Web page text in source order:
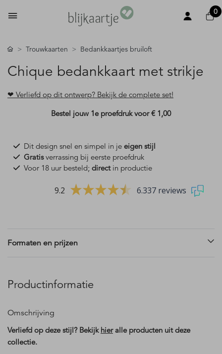
0
Trouwkaarten Bedankkaartjes bruiloft
Chique bedankkaart met strikje
❤ Verliefd op dit ontwerp? Bekijk de complete set!
Bestel jouw 1e proefdruk voor€ 1,00
Dit design snel en simpel in je eigen stijl
Gratisverrassing bij eerste proefdruk
Voor 18 uur besteld; directin productie
9.2 6.337 reviews
Formaten en prijzen
Productinformatie
Omschrijving
Verliefd op deze stijl? Bekijk hieralle producten uit deze
collectie.